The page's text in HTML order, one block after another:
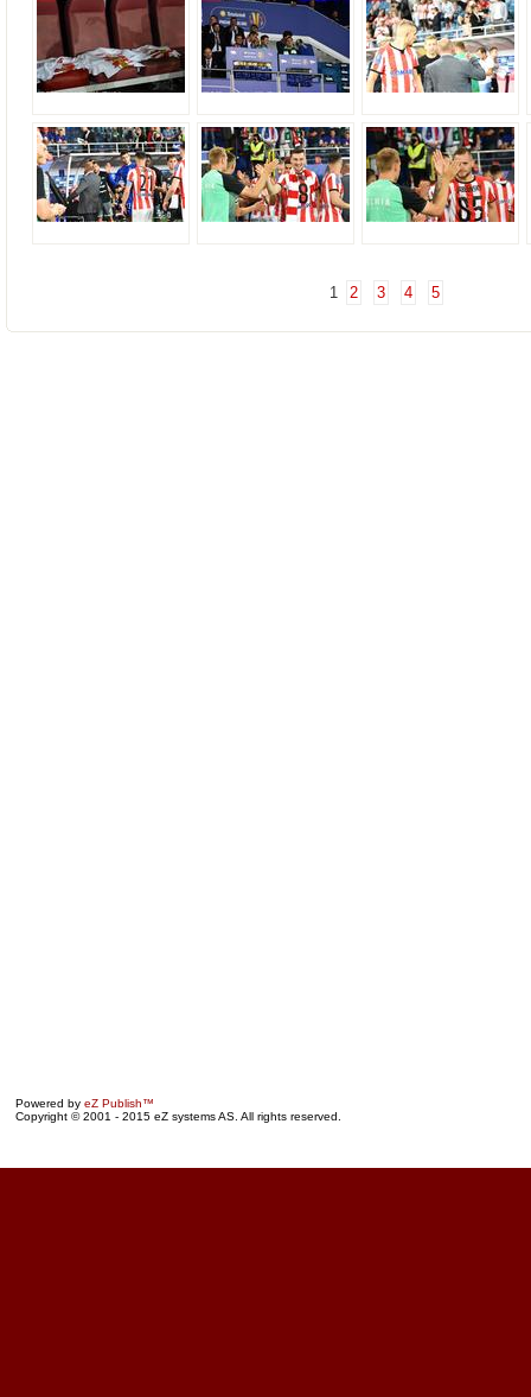
1 2 3 4 5
Powered by eZ Publish™
Copyright © 2001 - 2015 eZ systems AS. All rights reserved.